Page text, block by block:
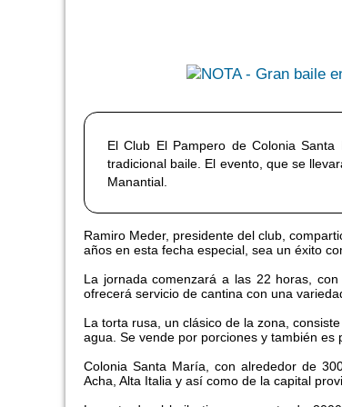
El Club El Pampero de Colonia
tradicional baile. El evento, que se
Manantial.
Ramiro Meder, presidente del club,
años en esta fecha especial, sea un éxito
La jornada comenzará a las 22 horas,
ofrecerá servicio de cantina con una
La torta rusa, un clásico de la zona,
agua. Se vende por porciones y también es
Colonia Santa María, con alrededor de
Acha, Alta Italia y así como de la capital